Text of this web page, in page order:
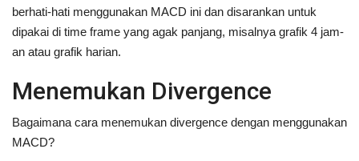
berhati-hati menggunakan MACD ini dan disarankan untuk
dipakai di time frame yang agak panjang, misalnya grafik 4 jam-
an atau grafik harian.
Menemukan Divergence
Bagaimana cara menemukan divergence dengan menggunakan
MACD?